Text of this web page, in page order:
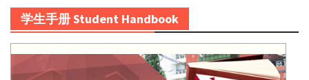
学生手册 Student Handbook